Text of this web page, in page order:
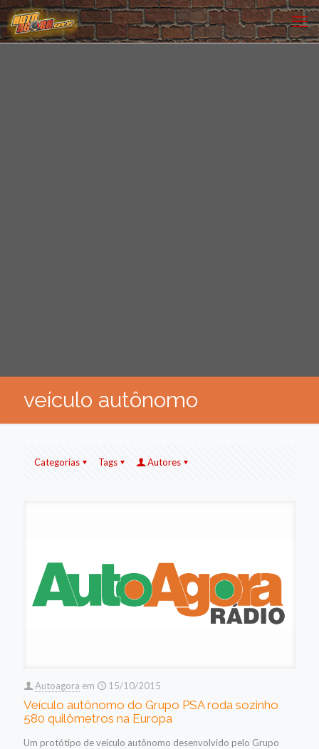
veículo autônomo
Categorias Tags Autores
Autoagora em 15/10/2015
Veículo autônomo do Grupo PSA roda sozinho
580 quilômetros na Europa
Um protótipo de veículo autônomo desenvolvido pelo Grupo